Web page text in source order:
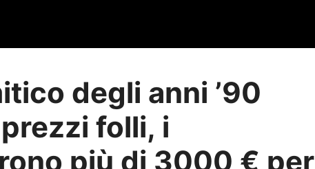
degli anni ’90
folli, i
più di 3000 € per